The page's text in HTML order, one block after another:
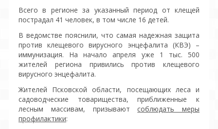
Всего в регионе за указанный период от клещей
пострадал 41 человек, в том числе 16 детей.
В ведомстве пояснили, что самая надежная защита
против клещевого вирусного энцефалита (КВЭ) –
иммунизация. На начало апреля уже 1 тыс. 500
жителей региона привились против клещевого
вирусного энцефалита.
Жителей Псковской области, посещающих леса и
садоводческие товарищества, приближенные к
лесным массивам, призываютсоблюдать меры
профилактики: